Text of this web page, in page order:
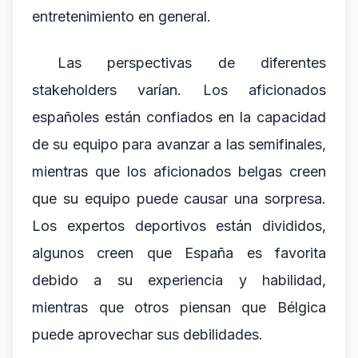
entretenimiento en general.
Las perspectivas de diferentes
stakeholders varían. Los aficionados
españoles están confiados en la capacidad
de su equipo para avanzar a las semifinales,
mientras que los aficionados belgas creen
que su equipo puede causar una sorpresa.
Los expertos deportivos están divididos,
algunos creen que España es favorita
debido a su experiencia y habilidad,
mientras que otros piensan que Bélgica
puede aprovechar sus debilidades.